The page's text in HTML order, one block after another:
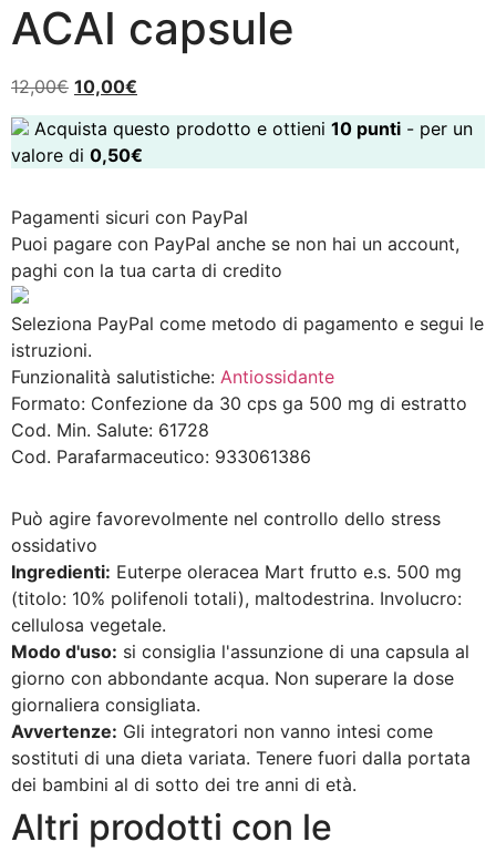
ACAI capsule
12,00€ 10,00€
Acquista questo prodotto e ottieni 10 punti - per un
valore di 0,50€
Pagamenti sicuri con PayPal
Puoi pagare con PayPal anche se non hai un account,
paghi con la tua carta di credito
Seleziona PayPal come metodo di pagamento e segui le
istruzioni.
Funzionalità salutistiche: Antiossidante
Formato: Confezione da 30 cps ga 500 mg di estratto
Cod. Min. Salute: 61728
Cod. Parafarmaceutico: 933061386
Può agire favorevolmente nel controllo dello stress
ossidativo
Ingredienti: Euterpe oleracea Mart frutto e.s. 500 mg
(titolo: 10% polifenoli totali), maltodestrina. Involucro:
cellulosa vegetale.
Modo d'uso: si consiglia l'assunzione di una capsula al
giorno con abbondante acqua. Non superare la dose
giornaliera consigliata.
Avvertenze: Gli integratori non vanno intesi come
sostituti di una dieta variata. Tenere fuori dalla portata
dei bambini al di sotto dei tre anni di età.
Altri prodotti con le